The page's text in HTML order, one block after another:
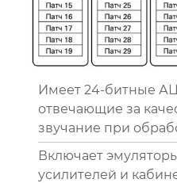
Имеет 24-битные
отвечающие за
звучание при
Включает
усилителей и